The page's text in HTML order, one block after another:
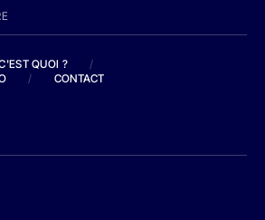
QUOI ?
/
/ CONTACT